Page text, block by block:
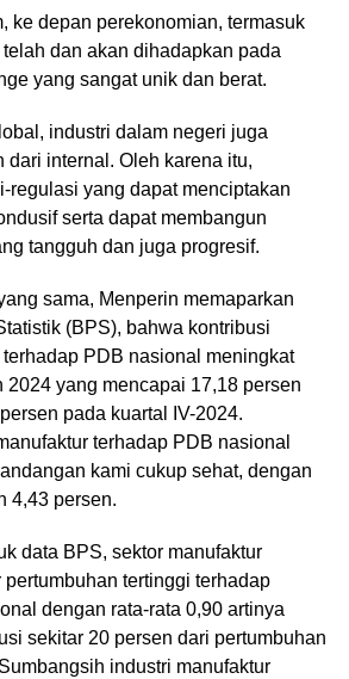
ke depan perekonomian, termasuk
dan akan dihadapkan pada
yang sangat unik dan berat.
industri dalam negeri juga
dari internal. Oleh karena itu,
regulasi yang dapat menciptakan
serta dapat membangun
tangguh dan juga progresif.
sama, Menperin memaparkan
(BPS), bahwa kontribusi
PDB nasional meningkat
2024 yang mencapai 17,18 persen
pada kuartal IV-2024.
terhadap PDB nasional
kami cukup sehat, dengan
4,43 persen.
data BPS, sektor manufaktur
tertinggi terhadap
dengan rata-rata 0,90 artinya
sekitar 20 persen dari pertumbuhan
industri manufaktur